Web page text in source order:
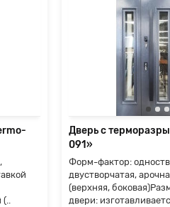
(..
Дверь с
091»
Форм-фактор:
двустворчатая,
(верхняя,
двери: